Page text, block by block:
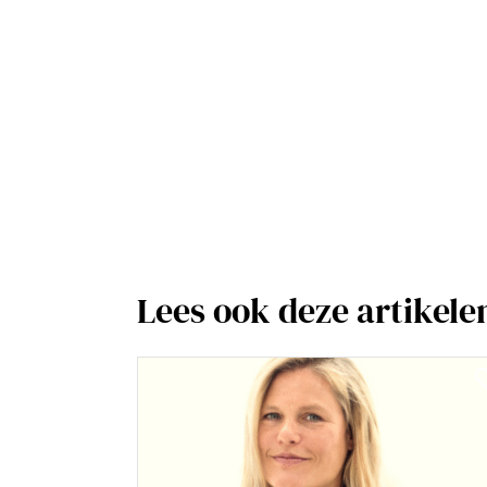
Lees ook deze